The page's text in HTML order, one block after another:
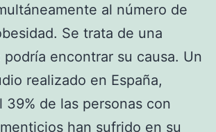
al número de
Se trata de una
podría encontrar su causa. Un
realizado en España,
39% de las personas con
han sufrido en su